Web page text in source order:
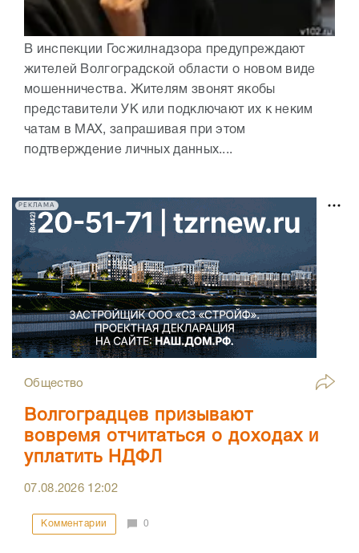
В инспекции Госжилнадзора предупреждают
жителей Волгоградской области о новом виде
мошенничества. Жителям звонят якобы
представители УК или подключают их к неким
чатам в МАХ, запрашивая при этом
подтверждение личных данных....
РЕКЛАМА
Общество
Волгоградцев призывают
вовремя отчитаться о доходах и
уплатить НДФЛ
07.08.2026 12:02
Комментарии 0